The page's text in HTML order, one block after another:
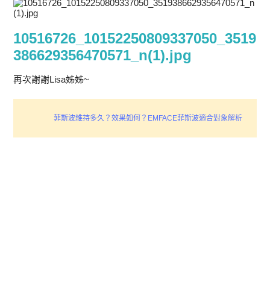
10516726_10152250809337050_3519
386629356470571_n(1).jpg
再次謝謝Lisa姊姊~
菲斯波維持多久？效果如何？EMFACE菲斯波適合對象解析